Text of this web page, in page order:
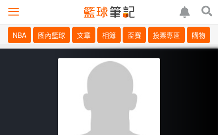
NBA 國內籃球 文章 相簿 盃賽 投票專區 購物